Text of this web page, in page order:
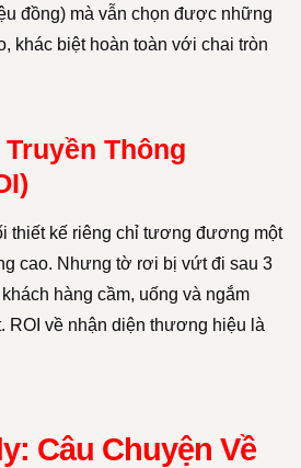
đồng) mà vẫn chọn được những
khác biệt hoàn toàn với chai tròn
Thông
thiết kế riêng chỉ tương đương một
cao. Nhưng tờ rơi bị vứt đi sau 3
hàng cầm, uống và ngắm
ROI về nhận diện thương hiệu là
Câu Chuyện Về